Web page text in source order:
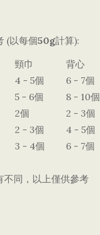
(以每個50g計算):
頸巾
背心
4 - 5個 6 - 7個
5 - 6個 8 - 10個
2個 2 - 3個
2 - 3個 4 - 5個
3 - 4個 6 - 7個
不同，以上僅供參考